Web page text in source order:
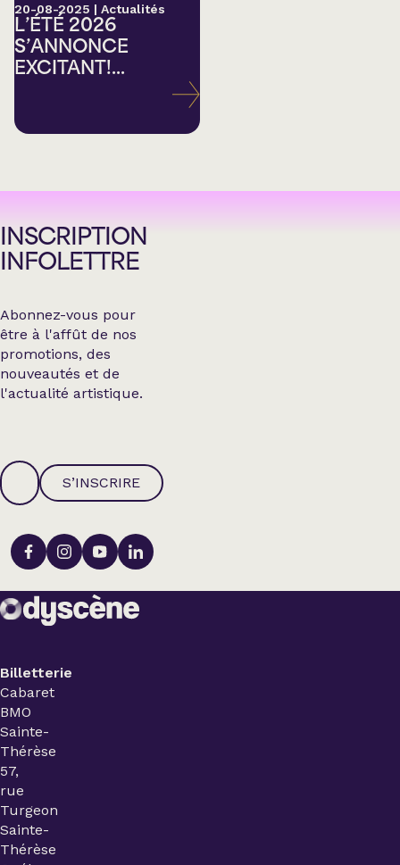
20-08-2025 | Actualités
L’ÉTÉ 2026
S’ANNONCE
EXCITANT!...
INSCRIPTION
INFOLETTRE
Abonnez-vous pour
être à l'affût de nos
promotions, des
nouveautés et de
l'actualité artistique.
S’INSCRIRE
Billetterie
Cabaret
BMO
Sainte-
Thérèse
57,
rue
Turgeon
Sainte-
Thérèse